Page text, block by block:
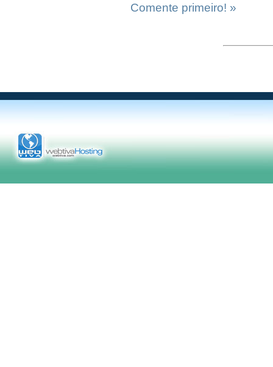
Comente primeiro! »